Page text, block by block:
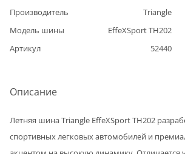
Производитель
Triangle
Модель шины
EffeXSport TH202
Артикул
52440
Описание
Летняя шина Triangle EffeXSport TH202
спортивных легковых автомобилей и